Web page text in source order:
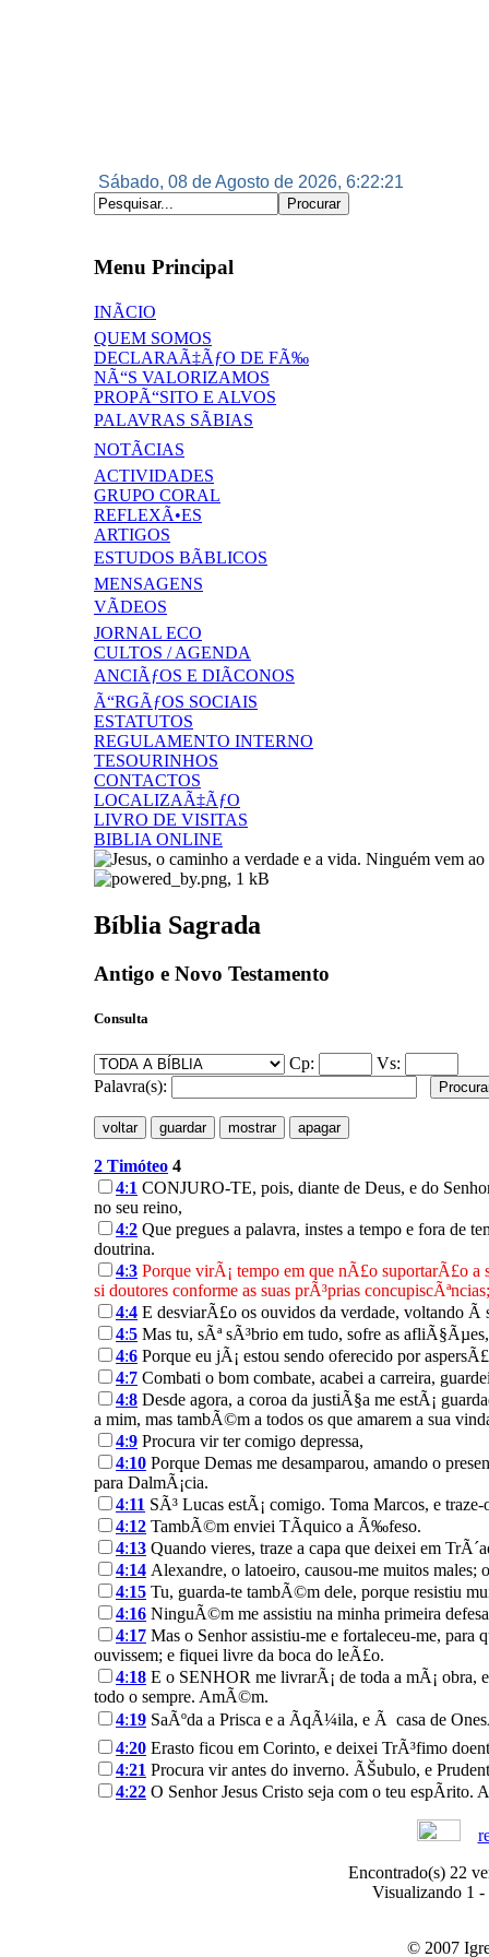
Sábado, 08 de Agosto de 2026, 6:22:21
Menu Principal
INÃCIO
QUEM SOMOS
DECLARAÃ‡ÃƒO DE FÃ‰
NÃ“S VALORIZAMOS
PROPÃ“SITO E ALVOS
PALAVRAS SÃBIAS
NOTÃCIAS
ACTIVIDADES
GRUPO CORAL
REFLEXÃ•ES
ARTIGOS
ESTUDOS BÃBLICOS
MENSAGENS
VÃDEOS
JORNAL ECO
CULTOS / AGENDA
ANCIÃƒOS E DIÃCONOS
Ã“RGÃƒOS SOCIAIS
ESTATUTOS
REGULAMENTO INTERNO
TESOURINHOS
CONTACTOS
LOCALIZAÃ‡ÃƒO
LIVRO DE VISITAS
BIBLIA ONLINE
Bíblia Sagrada
Antigo e Novo Testamento
Consulta
Cp:
Vs:
Palavra(s):
2 Timóteo 4
4:1 CONJURO-TE, pois, diante de Deus, e do
no seu reino,
4:2 Que pregues a palavra, instes a tempo e fora de
doutrina.
4:3 Porque virÃ¡ tempo em que nÃ£o suportarÃ£o
si doutores conforme as suas prÃ³prias concupiscÃªncias;
4:4 E desviarÃ£o os ouvidos da verdade, voltando Ã
4:5 Mas tu, sÃª sÃ³brio em tudo, sofre as
4:6 Porque eu jÃ¡ estou sendo oferecido por
4:7 Combati o bom combate, acabei a carreira,
4:8 Desde agora, a coroa da justiÃ§a me estÃ¡
a mim, mas tambÃ©m a todos os que amarem a sua
4:9 Procura vir ter comigo depressa,
4:10 Porque Demas me desamparou, amando o
para DalmÃ¡cia.
4:11 SÃ³ Lucas estÃ¡ comigo. Toma Marcos, e
4:12 TambÃ©m enviei TÃ­quico a Ã‰feso.
4:13 Quando vieres, traze a capa que deixei em
4:14 Alexandre, o latoeiro, causou-me muitos males;
4:15 Tu, guarda-te tambÃ©m dele, porque resistiu
4:16 NinguÃ©m me assistiu na minha primeira
4:17 Mas o Senhor assistiu-me e fortaleceu-me,
ouvissem; e fiquei livre da boca do leÃ£o.
4:18 E o SENHOR me livrarÃ¡ de toda a mÃ¡ obra,
todo o sempre. AmÃ©m.
4:19 SaÃºda a Prisca e a ÃqÃ¼ila, e Ã casa de
4:20 Erasto ficou em Corinto, e deixei TrÃ³fimo
4:21 Procura vir antes do inverno. ÃŠubulo, e
4:22 O Senhor Jesus Cristo seja com o teu
Encontrado(s) 22
Visualizando 1
© 2007